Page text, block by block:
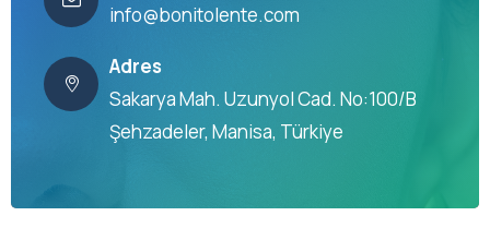
info@bonitolente.com
Adres
Sakarya Mah. Uzunyol Cad. No:100/B
Şehzadeler, Manisa, Türkiye